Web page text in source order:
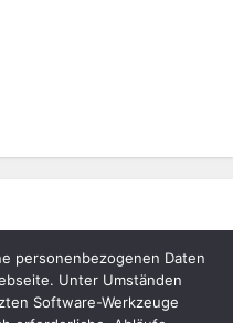
|
personenbezogenen Daten
Unter Umständen
Software-Werkzeuge